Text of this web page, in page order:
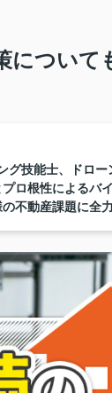
について
グ技能士、ドロ
ロ根性によるバ
不動産課題に全